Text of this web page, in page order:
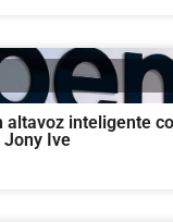
altavoz inteligente
Jony Ive